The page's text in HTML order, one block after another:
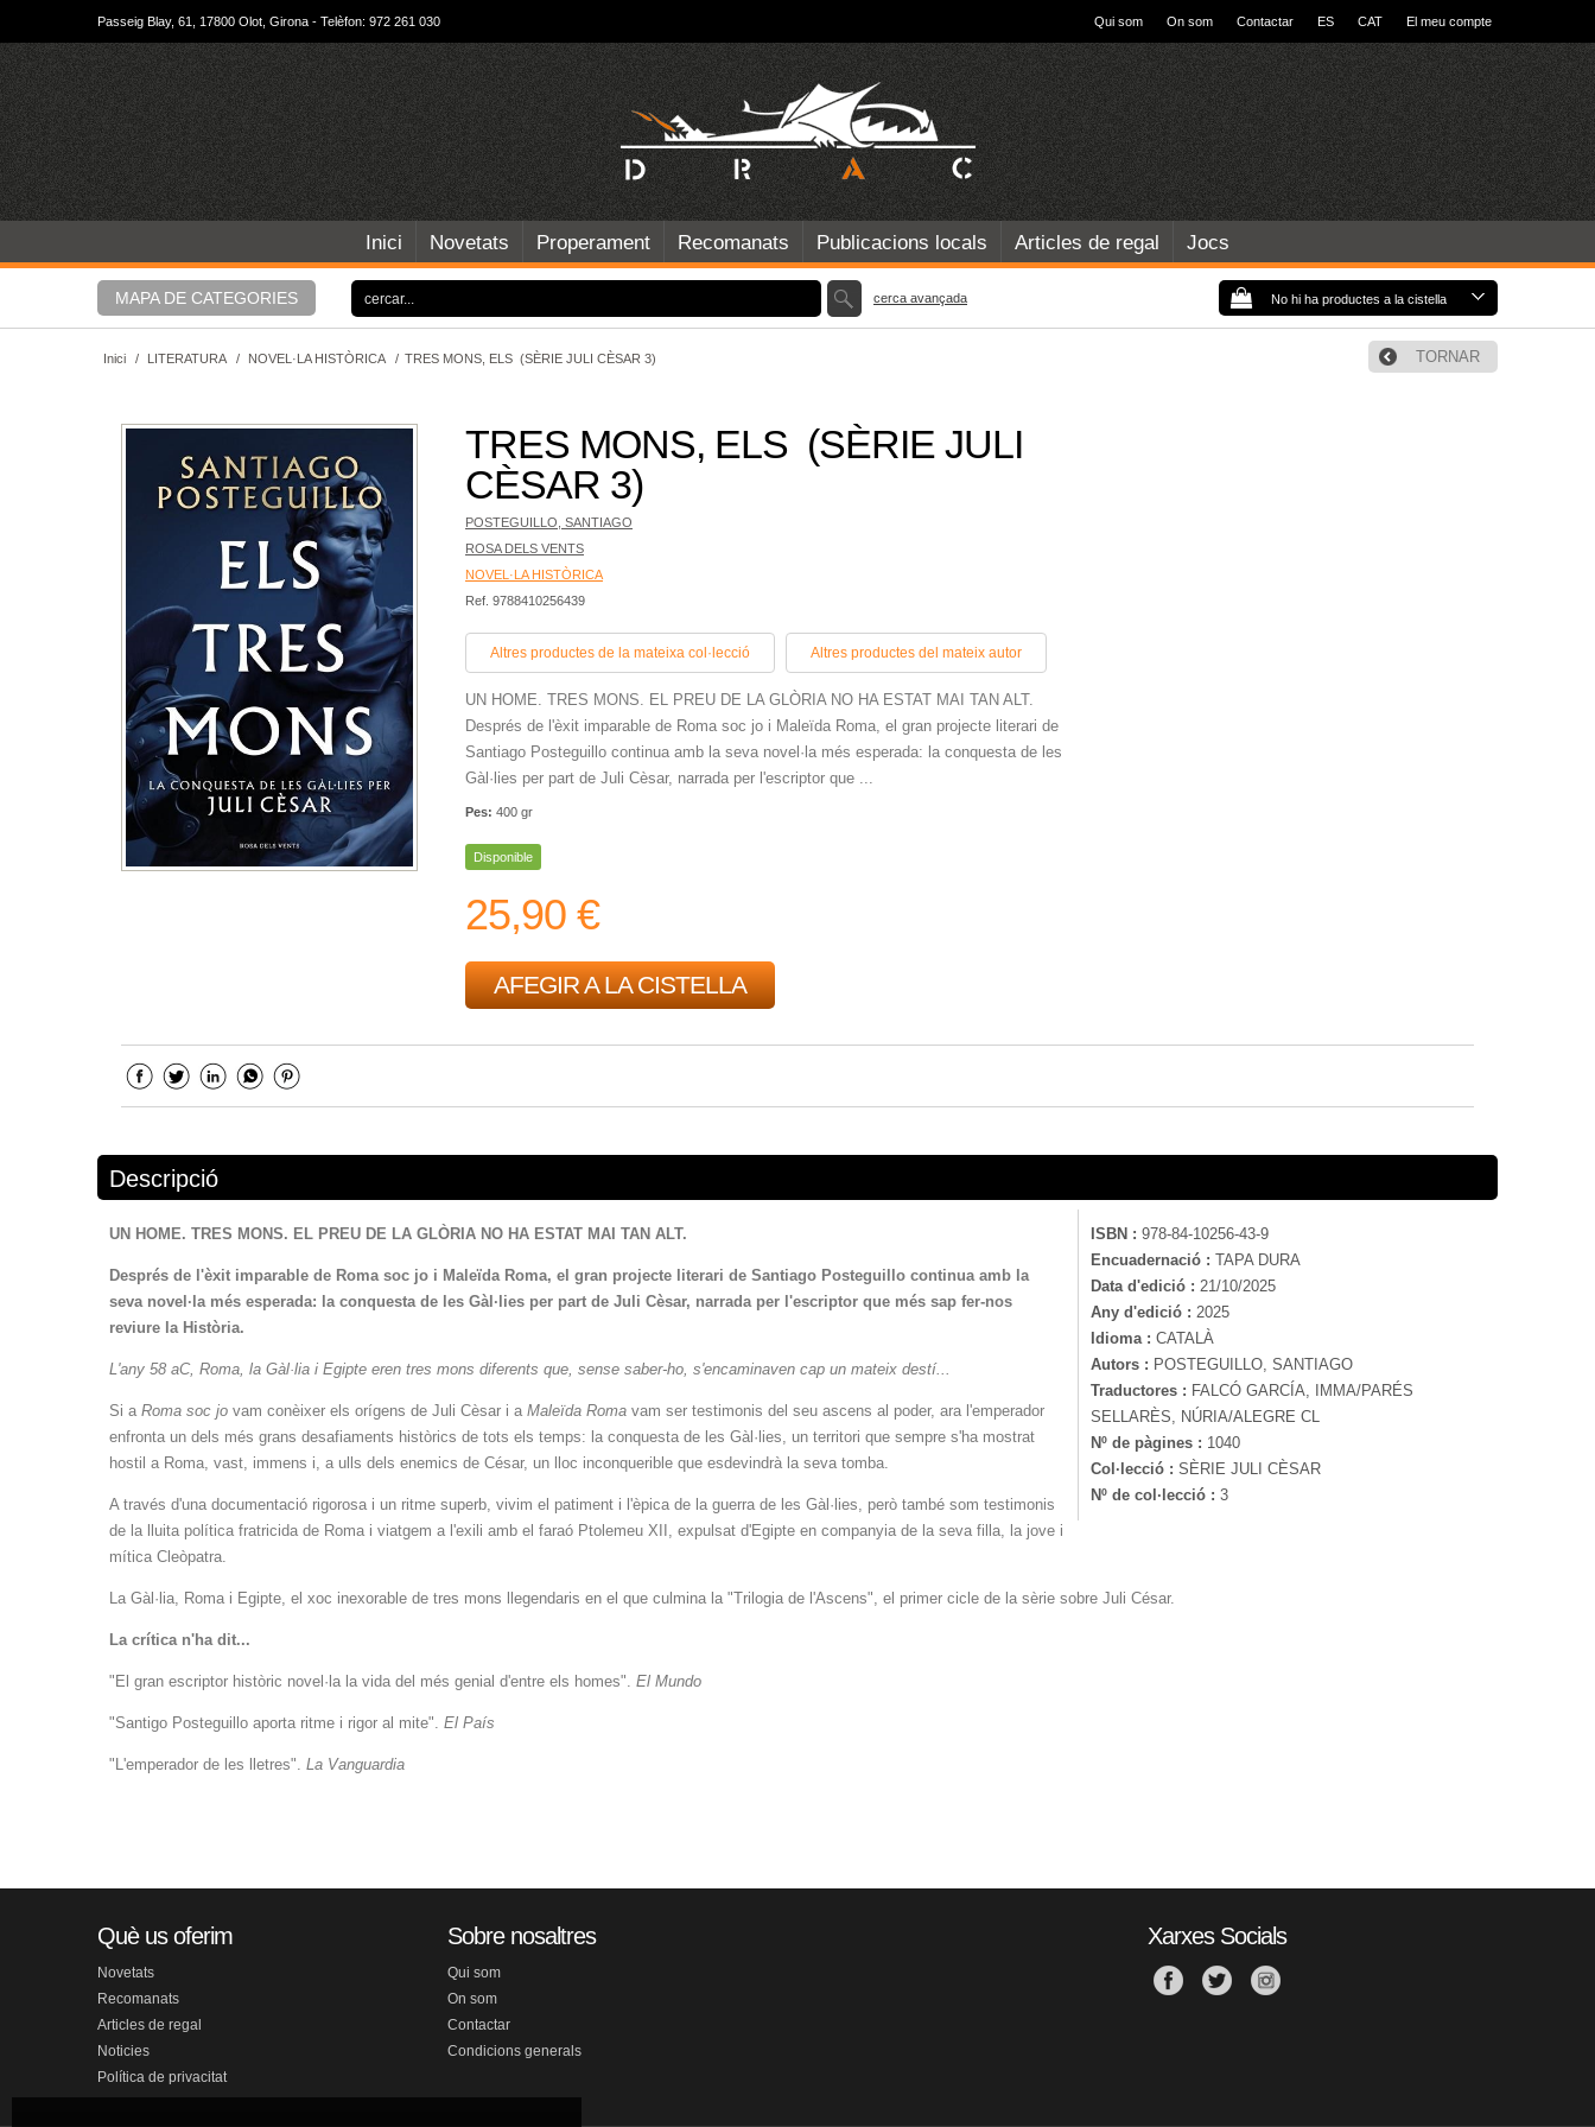
Passeig Blay, 61, 17800 Olot, Girona - Telèfon: 972 261 030 Qui som On som Contactar ES CAT El meu compte
Inici Novetats Properament Recomanats Publicacions locals Articles de regal Jocs
MAPA DE CATEGORIES No hi ha productes a la cistella
cerca avançada
Inici / LITERATURA / NOVEL·LA HISTÒRICA / TRES MONS, ELS (SÈRIE JULI CÈSAR 3) TORNAR
TRES MONS, ELS (SÈRIE JULI
CÈSAR 3)
POSTEGUILLO, SANTIAGO
ROSA DELS VENTS
NOVEL·LA HISTÒRICA
Ref. 9788410256439
Altres productes de la mateixa col·lecció Altres productes del mateix autor
UN HOME. TRES MONS. EL PREU DE LA GLÒRIA NO HA ESTAT MAI TAN ALT.
Després de l'èxit imparable de Roma soc jo i Maleïda Roma, el gran projecte literari de
Santiago Posteguillo continua amb la seva novel·la més esperada: la conquesta de les
Gàl·lies per part de Juli Cèsar, narrada per l'escriptor que ...
Pes: 400 gr
Disponible
25,90 €
AFEGIR A LA CISTELLA
Descripció
ISBN : 978-84-10256-43-9
Encuadernació : TAPA DURA
Data d'edició : 21/10/2025
Any d'edició : 2025
Idioma : CATALÀ
Autors : POSTEGUILLO, SANTIAGO
Traductores : FALCÓ GARCÍA, IMMA/PARÉS
SELLARÈS, NÚRIA/ALEGRE CL
Nº de pàgines : 1040
Col·lecció : SÈRIE JULI CÈSAR
Nº de col·lecció : 3
UN HOME. TRES MONS. EL PREU DE LA GLÒRIA NO HA ESTAT MAI TAN ALT.
Després de l'èxit imparable de Roma soc jo i Maleïda Roma, el gran projecte literari de Santiago Posteguillo continua amb la
seva novel·la més esperada: la conquesta de les Gàl·lies per part de Juli Cèsar, narrada per l'escriptor que més sap fer-nos
reviure la Història.
L'any 58 aC, Roma, la Gàl·lia i Egipte eren tres mons diferents que, sense saber-ho, s'encaminaven cap un mateix destí...
Si a Roma soc jo vam conèixer els orígens de Juli Cèsar i a Maleïda Roma vam ser testimonis del seu ascens al poder, ara l'emperador
enfronta un dels més grans desafiaments històrics de tots els temps: la conquesta de les Gàl·lies, un territori que sempre s'ha mostrat
hostil a Roma, vast, immens i, a ulls dels enemics de César, un lloc inconquerible que esdevindrà la seva tomba.
A través d'una documentació rigorosa i un ritme superb, vivim el patiment i l'èpica de la guerra de les Gàl·lies, però també som testimonis
de la lluita política fratricida de Roma i viatgem a l'exili amb el faraó Ptolemeu XII, expulsat d'Egipte en companyia de la seva filla, la jove i
mítica Cleòpatra.
La Gàl·lia, Roma i Egipte, el xoc inexorable de tres mons llegendaris en el que culmina la "Trilogia de l'Ascens", el primer cicle de la sèrie sobre Juli César.
La crítica n'ha dit...
"El gran escriptor històric novel·la la vida del més genial d'entre els homes". El Mundo
"Santigo Posteguillo aporta ritme i rigor al mite". El País
"L'emperador de les lletres". La Vanguardia
Què us oferim
Novetats
Recomanats
Articles de regal
Noticies
Política de privacitat
Sobre nosaltres
Qui som
On som
Contactar
Condicions generals
Xarxes Socials